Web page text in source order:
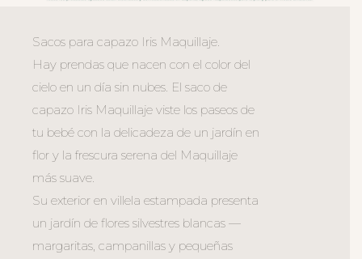
Sacos para capazo Iris Maquillaje.
Hay prendas que nacen con el color del
cielo en un día sin nubes. El saco de
capazo Iris Maquillaje viste los paseos de
tu bebé con la delicadeza de un jardín en
flor y la frescura serena del Maquillaje
más suave.
Su exterior en villela estampada presenta
un jardín de flores silvestres blancas —
margaritas, campanillas y pequeñas